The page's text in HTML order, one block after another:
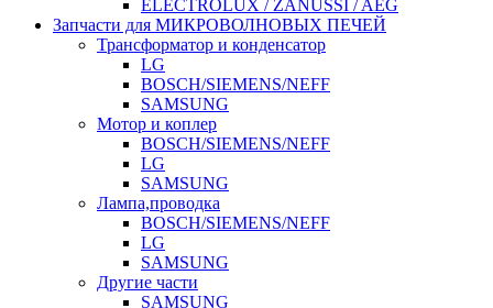
ELECTROLUX / ZANUSSI / AEG
Запчасти для МИКРОВОЛНОВЫХ ПЕЧЕЙ
Трансформатор и конденсатор
LG
BOSCH/SIEMENS/NEFF
SAMSUNG
Мотор и коплер
BOSCH/SIEMENS/NEFF
LG
SAMSUNG
Лампа,проводка
BOSCH/SIEMENS/NEFF
LG
SAMSUNG
Другие части
SAMSUNG